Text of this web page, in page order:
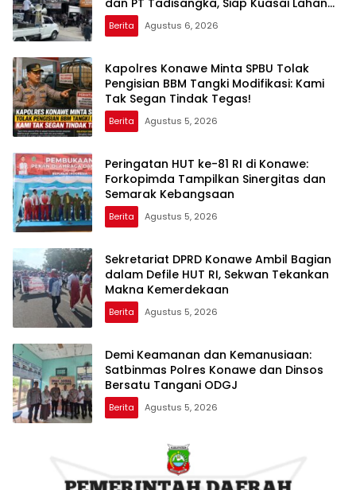
dan PT Tadisangka, Siap Kuasai Lahan
Puuwatu
Berita Agustus 6, 2026
Kapolres Konawe Minta SPBU Tolak
Pengisian BBM Tangki Modifikasi: Kami
Tak Segan Tindak Tegas!
Berita Agustus 5, 2026
Peringatan HUT ke-81 RI di Konawe:
Forkopimda Tampilkan Sinergitas dan
Semarak Kebangsaan
Berita Agustus 5, 2026
Sekretariat DPRD Konawe Ambil Bagian
dalam Defile HUT RI, Sekwan Tekankan
Makna Kemerdekaan
Berita Agustus 5, 2026
Demi Keamanan dan Kemanusiaan:
Satbinmas Polres Konawe dan Dinsos
Bersatu Tangani ODGJ
Berita Agustus 5, 2026